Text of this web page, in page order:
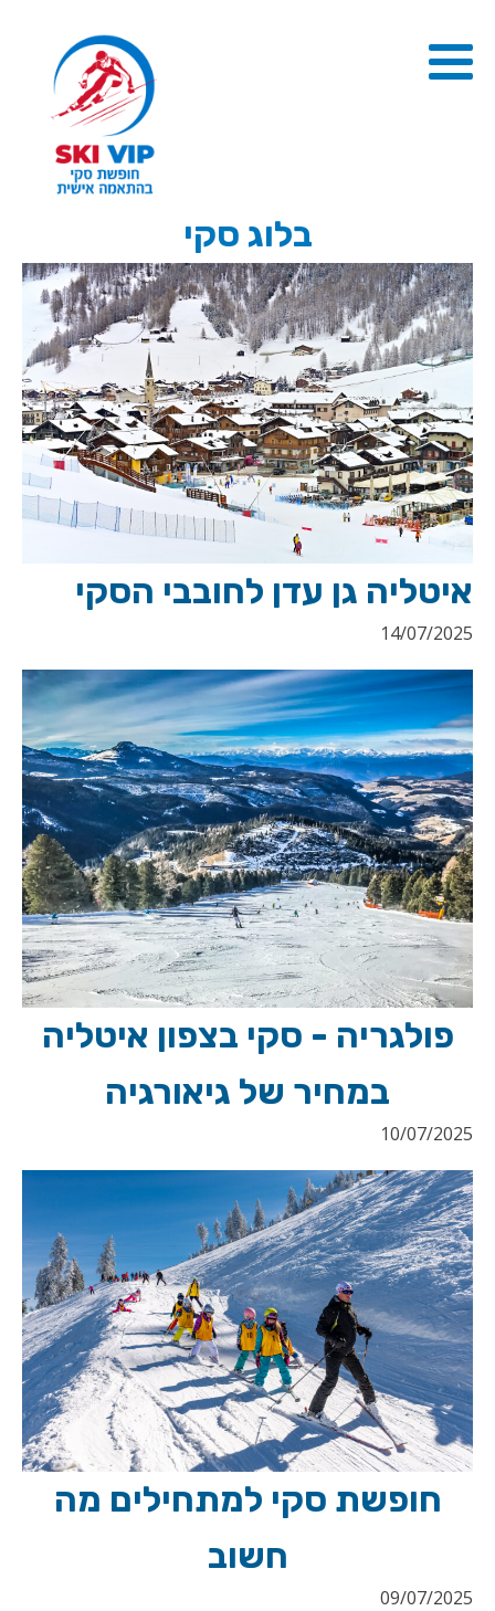
בלוג סקי
איטליה גן עדן לחובבי הסקי
14/07/2025
פולגריה - סקי בצפון איטליה
במחיר של גיאורגיה
10/07/2025
חופשת סקי למתחילים מה
חשוב
09/07/2025